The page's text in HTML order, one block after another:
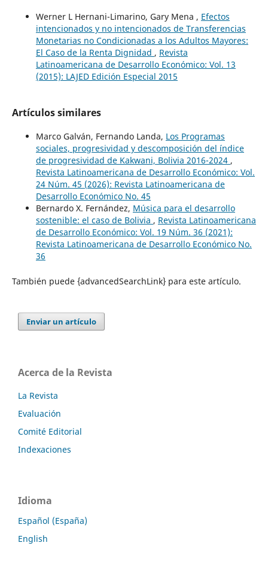
Werner L Hernani-Limarino, Gary Mena , Efectos
intencionados y no intencionados de Transferencias
Monetarias no Condicionadas a los Adultos Mayores:
El Caso de la Renta Dignidad , Revista
Latinoamericana de Desarrollo Económico: Vol. 13
(2015): LAJED Edición Especial 2015
Artículos similares
Marco Galván, Fernando Landa, Los Programas
sociales, progresividad y descomposición del índice
de progresividad de Kakwani, Bolivia 2016-2024 ,
Revista Latinoamericana de Desarrollo Económico: Vol.
24 Núm. 45 (2026): Revista Latinoamericana de
Desarrollo Económico No. 45
Bernardo X. Fernández, Música para el desarrollo
sostenible: el caso de Bolivia , Revista Latinoamericana
de Desarrollo Económico: Vol. 19 Núm. 36 (2021):
Revista Latinoamericana de Desarrollo Económico No.
36
También puede {advancedSearchLink} para este artículo.
Enviar un artículo
Acerca de la Revista
La Revista
Evaluación
Comité Editorial
Indexaciones
Idioma
Español (España)
English